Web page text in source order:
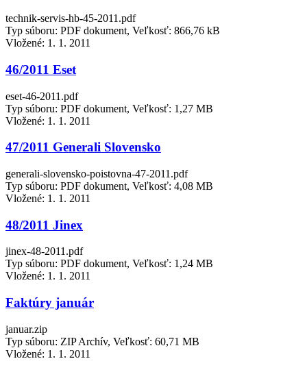
technik-servis-hb-45-2011.pdf
Typ súboru: PDF dokument, Veľkosť: 866,76 kB
Vložené: 1. 1. 2011
46/2011 Eset
eset-46-2011.pdf
Typ súboru: PDF dokument, Veľkosť: 1,27 MB
Vložené: 1. 1. 2011
47/2011 Generali Slovensko
generali-slovensko-poistovna-47-2011.pdf
Typ súboru: PDF dokument, Veľkosť: 4,08 MB
Vložené: 1. 1. 2011
48/2011 Jinex
jinex-48-2011.pdf
Typ súboru: PDF dokument, Veľkosť: 1,24 MB
Vložené: 1. 1. 2011
Faktúry január
januar.zip
Typ súboru: ZIP Archív, Veľkosť: 60,71 MB
Vložené: 1. 1. 2011